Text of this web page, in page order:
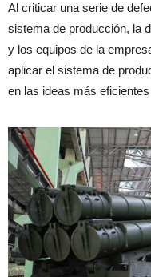
Al criticar una serie de
sistema de producción, la
y los equipos de la
aplicar el sistema de
en las ideas más